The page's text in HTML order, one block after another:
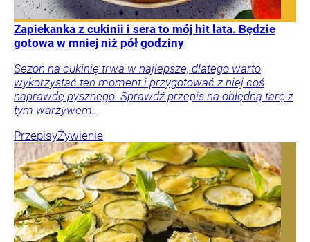
Zapiekanka z cukinii i sera to mój hit lata. Będzie
gotowa w mniej niż pół godziny
Sezon na cukinię trwa w najlepsze, dlatego warto
wykorzystać ten moment i przygotować z niej coś
naprawdę pysznego. Sprawdź przepis na obłędną tarę z
tym warzywem.
PrzepisyŻywienie